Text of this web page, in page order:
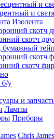
и
Изолента
скотч
скотч
б/у
Лампы
Приборы
Chris James